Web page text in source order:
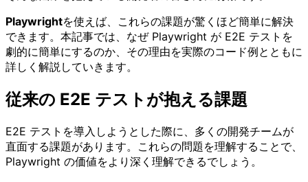
Playwrightを使えば、これらの課題が驚くほど簡単に解決
できます。本記事では、なぜ Playwright が E2E テストを
劇的に簡単にするのか、その理由を実際のコード例とともに
詳しく解説していきます。
従来の E2E テストが抱える課題
E2E テストを導入しようとした際に、多くの開発チームが
直面する課題があります。これらの問題を理解することで、
Playwright の価値をより深く理解できるでしょう。